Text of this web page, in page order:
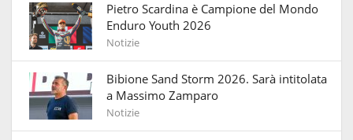
Pietro Scardina è Campione del Mondo
Enduro Youth 2026
Notizie
Bibione Sand Storm 2026. Sarà intitolata
a Massimo Zamparo
Notizie